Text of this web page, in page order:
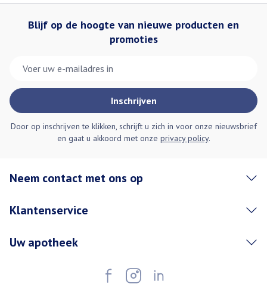
Blijf op de hoogte van nieuwe producten en
promoties
Inschrijven
Door op inschrijven te klikken, schrijft u zich in voor onze nieuwsbrief
en gaat u akkoord met onze privacy policy.
Neem contact met ons op
Klantenservice
Uw apotheek